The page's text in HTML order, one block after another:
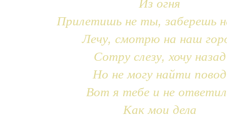
Прилетишь не ты, заберешь
Лечу, смотрю на наш
Сотру слезу, хочу назад
Но не могу найти повод
Вот я тебе и не
Как мои дела